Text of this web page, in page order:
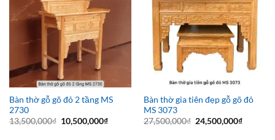
Bàn thờ gỗ gõ đỏ 2 tầng MS
2730
13,500,000₫ Giá
gốc
10,500,000₫Giá
Bàn thờ gia tiên đẹp gỗ gõ đỏ
MS 3073
27,500,000₫ Giá
gốc
24,500,000₫Giá